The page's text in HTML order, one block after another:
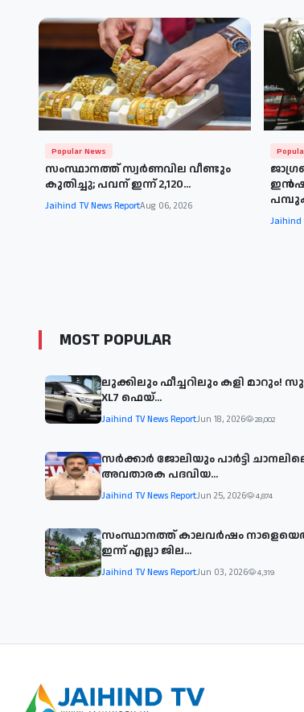
Popular News
സംസ്ഥാനത്ത് സ്വർണവില വീണ്ടും
കുതിച്ചു; പവന് ഇന്ന് 2,120...
Jaihind TV News ReportAug 06, 2026
Jaihind
MOST POPULAR
ലുക്കിലും ഫീച്ചറിലും കളി മാറും!
XL7 ഫെയ്‌...
Jaihind TV News ReportJun 18, 2026 28,002
സര്‍ക്കാര്‍ ജോലിയും പാര്‍ട്ടി
അവതാരക പദവിയ...
Jaihind TV News ReportJun 25, 2026 4,874
സംസ്ഥാനത്ത് കാലവര്‍ഷം
ഇന്ന് എല്ലാ ജില...
Jaihind TV News ReportJun 03, 2026 4,319